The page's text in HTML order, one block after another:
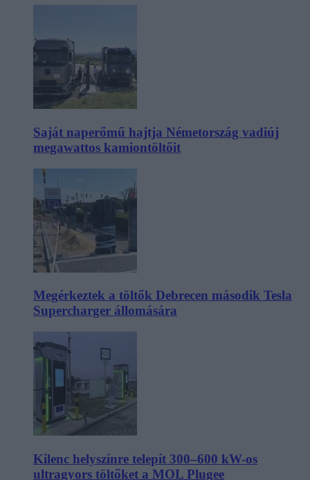
Saját naperőmű hajtja Németország vadiúj
megawattos kamiontöltőit
Megérkeztek a töltők Debrecen második Tesla
Supercharger állomására
Kilenc helyszínre telepít 300–600 kW-os
ultragyors töltőket a MOL Plugee